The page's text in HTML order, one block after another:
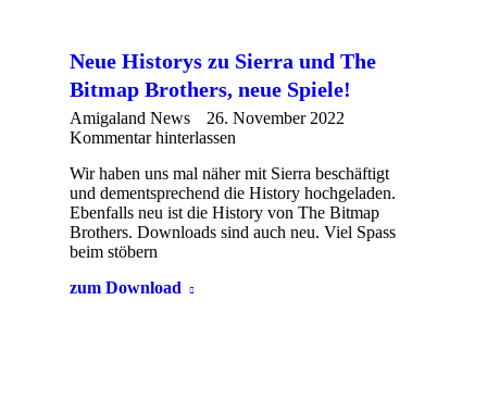
Neue Historys zu Sierra und The
Bitmap Brothers, neue Spiele!
Amigaland News
26. November 2022
Kommentar hinterlassen
Wir haben uns mal näher mit Sierra beschäftigt
und dementsprechend die History hochgeladen.
Ebenfalls neu ist die History von The Bitmap
Brothers. Downloads sind auch neu. Viel Spass
beim stöbern
zum Download